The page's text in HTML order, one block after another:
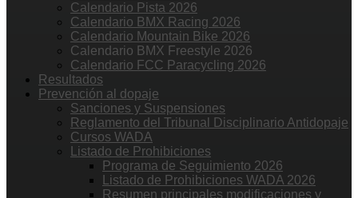
Calendario Pista 2026
Calendario BMX Racing 2026
Calendario Mountain Bike 2026
Calendario BMX Freestyle 2026
Calendario FCC Paracycling 2026
Resultados
Prevención al dopaje
Sanciones y Suspensiones
Reglamento del Tribunal Disciplinario Antidopaje
Cursos WADA
Listado de Prohibiciones
Programa de Seguimiento 2026
Listado de Prohibiciones WADA 2026
Resumen principales modificaciones y